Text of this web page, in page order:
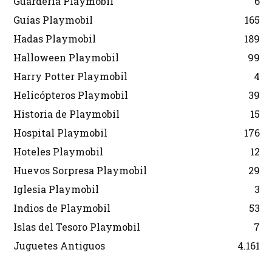
Guías Playmobil
165
Hadas Playmobil
189
Halloween Playmobil
99
Harry Potter Playmobil
4
Helicópteros Playmobil
39
Historia de Playmobil
15
Hospital Playmobil
176
Hoteles Playmobil
12
Huevos Sorpresa Playmobil
29
Iglesia Playmobil
3
Indios de Playmobil
53
Islas del Tesoro Playmobil
7
Juguetes Antiguos
4.161